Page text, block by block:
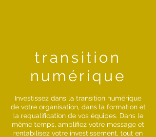
transition
numérique
Investissez dans la transition numérique
de votre organisation, dans la formation et
la requalification de vos équipes. Dans le
même temps, amplifiez votre message et
rentabilisez votre investissement, tout en